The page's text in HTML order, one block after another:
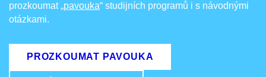
prozkoumat„pavouka“ studijních programů i s návodnými
otázkami.
PROZKOUMAT PAVOUKA